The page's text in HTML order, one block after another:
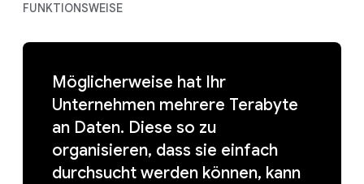
FUNKTIONSWEISE
Möglicherweise hat Ihr
Unternehmen mehrere Terabyte
an Daten. Diese so zu
organisieren, dass sie einfach
durchsucht werden können, kann